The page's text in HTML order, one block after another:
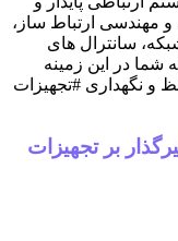
مهندسی ارتباط ساز،
سانترال های
شما در این زمینه
و نگهداری #تجهیزات
بر تجهیزات